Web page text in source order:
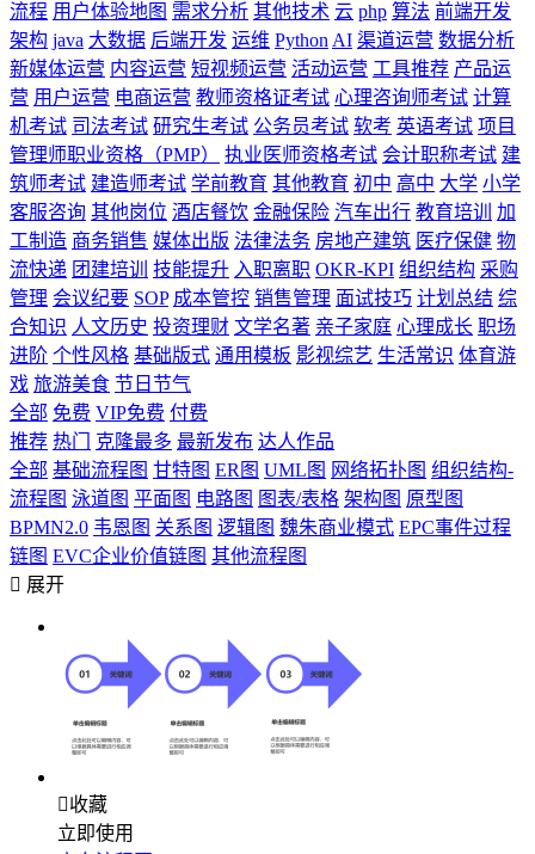
流程 用户体验地图 需求分析 其他技术 云 php 算法 前端开发
架构 java 大数据 后端开发 运维 Python AI 渠道运营 数据分析
新媒体运营 内容运营 短视频运营 活动运营 工具推荐 产品运
营 用户运营 电商运营 教师资格证考试 心理咨询师考试 计算
机考试 司法考试 研究生考试 公务员考试 软考 英语考试 项目
管理师职业资格（PMP）
执业医师资格考试 会计职称考试 建
筑师考试 建造师考试 学前教育 其他教育 初中 高中 大学 小学
客服咨询 其他岗位 酒店餐饮 金融保险 汽车出行 教育培训
加
工制造 商务销售 媒体出版 法律法务 房地产建筑 医疗保健 物
流快递 团建培训 技能提升 入职离职 OKR-KPI 组织结构 采购
管理 会议纪要 SOP 成本管控 销售管理 面试技巧 计划总结 综
合知识 人文历史 投资理财 文学名著 亲子家庭 心理成长 职场
进阶 个性风格 基础版式 通用模板 影视综艺 生活常识 体育游
戏 旅游美食 节日节气
全部 免费 VIP免费 付费
推荐 热门 克隆最多 最新发布 达人作品
全部 基础流程图 甘特图 ER图 UML图 网络拓扑图 组织结构-
流程图 泳道图 平面图 电路图 图表/表格 架构图 原型图
BPMN2.0 韦恩图 关系图 逻辑图 魏朱商业模式 EPC事件过程
链图 EVC企业价值链图 其他流程图
 展开
收藏
立即使用